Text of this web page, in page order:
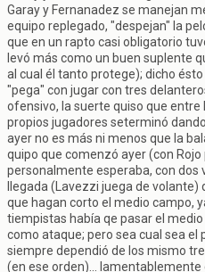
Garay y Fernanadez se manejan
equipo replegado, "despejan" la
que en un rapto casi obligatorio
levó más como un buen suplente
al cual él tanto protege); dicho
"pega" con jugar con tres
ofensivo, la suerte quiso que
propios jugadores seterminó
ayer no es más ni menos que la
quipo que comenzó ayer (con
personalmente esperaba, con dos
llegada (Lavezzi juega de volante)
que hagan corto el medio campo,
tiempistas había qe pasar el
como ataque; pero sea cual sea el
siempre dependió de los mismo
(en ese orden)...